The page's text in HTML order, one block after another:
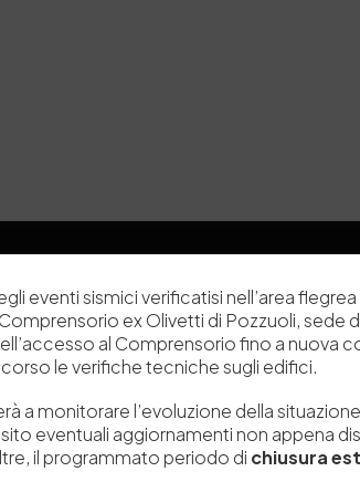
Laboratori
Dipartimenti di ricerca
Biblioteca
Politecnico del Cuoio
eventi sismici verificatisi nell’area
ex Olivetti di Pozzuoli, sede
al Comprensorio fino a nuova
le verifiche tecniche sugli edifici.
a monitorare l’evoluzione della situazione
eventuali aggiornamenti non appena
il programmato periodo di chiusura